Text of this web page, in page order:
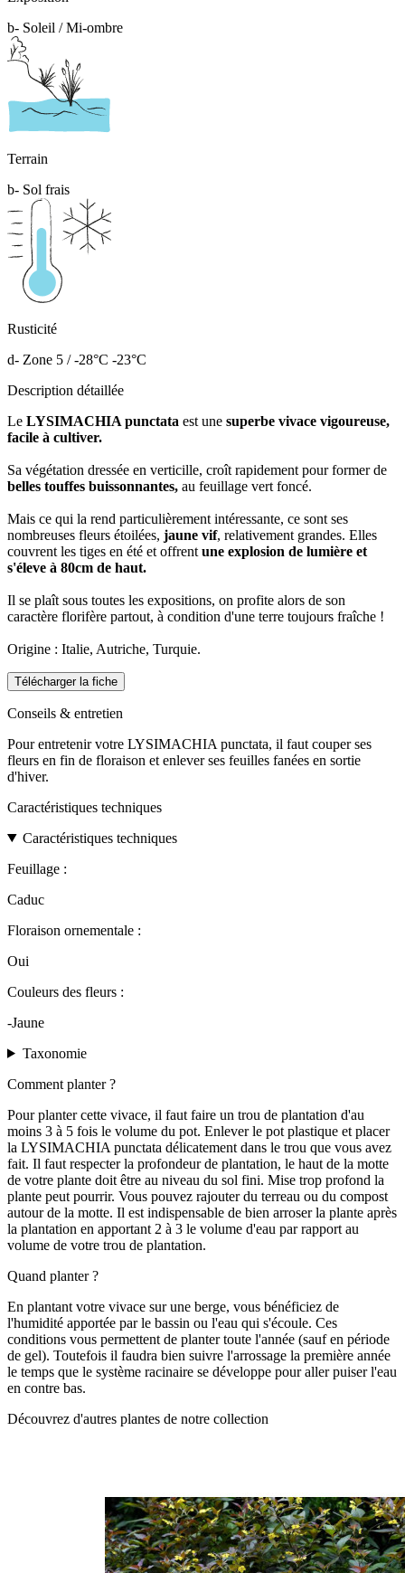
b- Soleil / Mi-ombre
Terrain
b- Sol frais
Rusticité
d- Zone 5 / -28°C -23°C
Description détaillée
Le LYSIMACHIA punctata est une superbe vivace vigoureuse,
facile à cultiver.
Sa végétation dressée en verticille, croît rapidement pour former de
belles touffes buissonnantes, au feuillage vert foncé.
Mais ce qui la rend particulièrement intéressante, ce sont ses
nombreuses fleurs étoilées, jaune vif, relativement grandes. Elles
couvrent les tiges en été et offrent une explosion de lumière et
s'éleve à 80cm de haut.
Il se plaît sous toutes les expositions, on profite alors de son
caractère florifère partout, à condition d'une terre toujours fraîche !
Origine : Italie, Autriche, Turquie.
Télécharger la fiche
Conseils & entretien
Pour entretenir votre LYSIMACHIA punctata, il faut couper ses
fleurs en fin de floraison et enlever ses feuilles fanées en sortie
d'hiver.
Caractéristiques techniques
Caractéristiques techniques
Feuillage :
Caduc
Floraison ornementale :
Oui
Couleurs des fleurs :
-Jaune
Taxonomie
Comment planter ?
Pour planter cette vivace, il faut faire un trou de plantation d'au
moins 3 à 5 fois le volume du pot. Enlever le pot plastique et placer
la LYSIMACHIA punctata délicatement dans le trou que vous avez
fait. Il faut respecter la profondeur de plantation, le haut de la motte
de votre plante doit être au niveau du sol fini. Mise trop profond la
plante peut pourrir. Vous pouvez rajouter du terreau ou du compost
autour de la motte. Il est indispensable de bien arroser la plante après
la plantation en apportant 2 à 3 le volume d'eau par rapport au
volume de votre trou de plantation.
Quand planter ?
En plantant votre vivace sur une berge, vous bénéficiez de
l'humidité apportée par le bassin ou l'eau qui s'écoule. Ces
conditions vous permettent de planter toute l'année (sauf en période
de gel). Toutefois il faudra bien suivre l'arrossage la première année
le temps que le système racinaire se développe pour aller puiser l'eau
en contre bas.
Découvrez d'autres plantes de notre collection